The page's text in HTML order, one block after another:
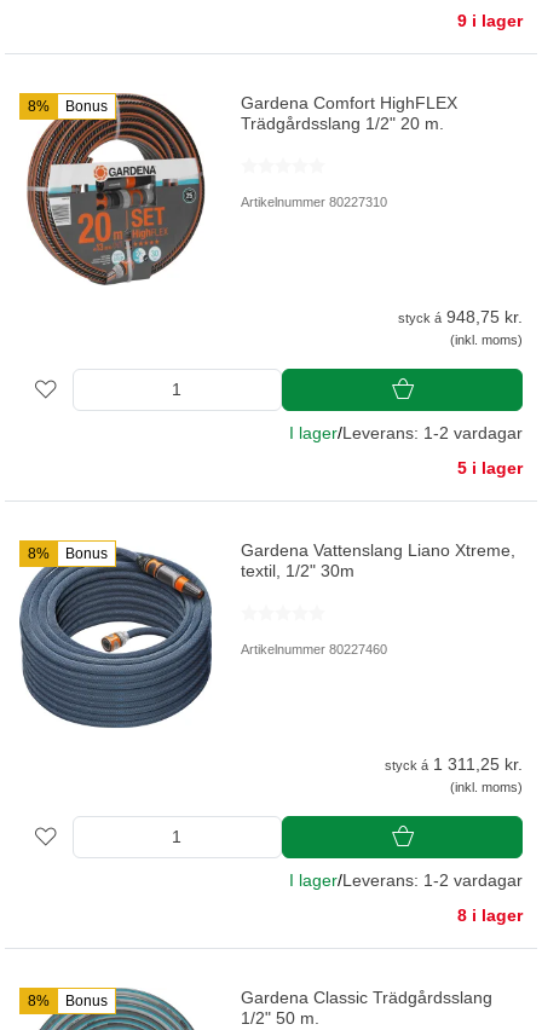
9 i lager
8% Bonus
Gardena Comfort HighFLEX
Trädgårdsslang 1/2" 20 m.
Artikelnummer 80227310
styck á 948,75 kr.
(inkl. moms)
I lager/Leverans: 1-2 vardagar
5 i lager
8% Bonus
Gardena Vattenslang Liano Xtreme,
textil, 1/2" 30m
Artikelnummer 80227460
styck á 1 311,25 kr.
(inkl. moms)
I lager/Leverans: 1-2 vardagar
8 i lager
8% Bonus
Gardena Classic Trädgårdsslang
1/2" 50 m.